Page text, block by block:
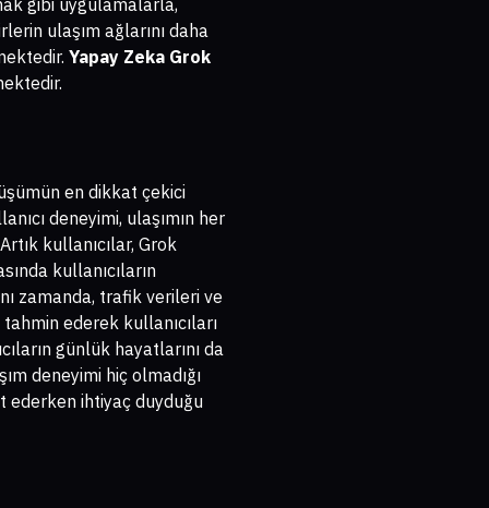
gibi uygulamalarla,
ulaşım ağlarını daha
Yapay Zeka Grok
en dikkat çekici
deneyimi, ulaşımın her
kullanıcılar, Grok
kullanıcıların
zamanda, trafik verileri ve
ederek kullanıcıları
günlük hayatlarını da
deneyimi hiç olmadığı
ederken ihtiyaç duyduğu